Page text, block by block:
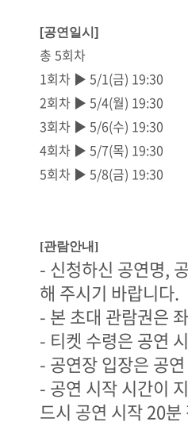
[공연일시]
총 5회차
1회차 ▶ 5/1(금) 19:30
2회차 ▶ 5/4(월) 19:30
3회차 ▶ 5/6(수) 19:30
4회차 ▶ 5/7(목) 19:30
5회차 ▶ 5/8(금) 19:30
[관람안내]
- 신청하신 공연명,
해 주시기 바랍니다.
- 본 초대 관람권은
- 티켓 수령은 공연
- 공연장 입장은 공
- 공연 시작 시간이
드시 공연 시작 20